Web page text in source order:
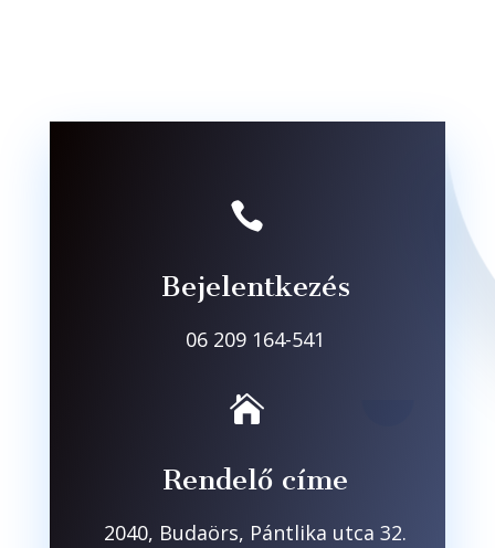

Bejelentkezés
06 209 164-541

Rendelő címe
2040, Budaörs, Pántlika utca 32.